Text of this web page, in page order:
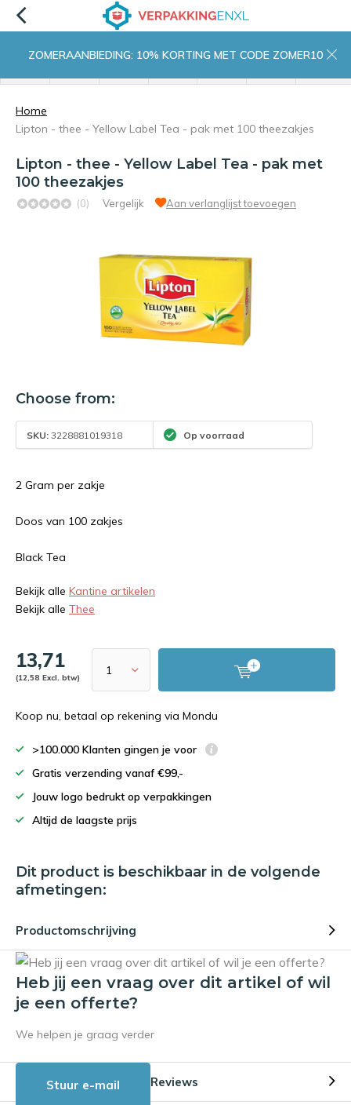
ZOMERAANBIEDING: 10% KORTING MET CODE ZOMER10
Home
Lipton - thee - Yellow Label Tea - pak met 100 theezakjes
Lipton - thee - Yellow Label Tea - pak met
100 theezakjes
(0) Vergelijk Aan verlanglijst toevoegen
Choose from:
SKU: 3228881019318 Op voorraad
2 Gram per zakje
Doos van 100 zakjes
Black Tea
Bekijk alle Kantine artikelen
Bekijk alle Thee
13,71
(12,58 Excl. btw)
Koop nu, betaal op rekening via Mondu
>100.000 Klanten gingen je voor
Gratis verzending vanaf €99,-
Jouw logo bedrukt op verpakkingen
Altijd de laagste prijs
Dit product is beschikbaar in de volgende
afmetingen:
Productomschrijving
Heb jij een vraag over dit artikel of wil
je een offerte?
We helpen je graag verder
Stuur e-mail Reviews